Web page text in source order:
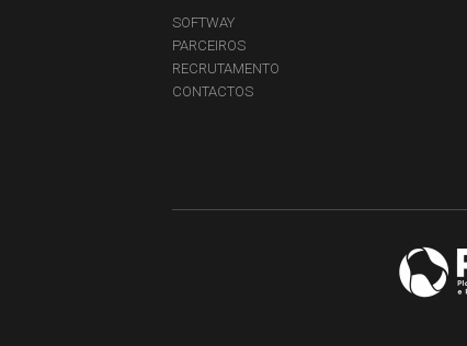
SOFTWAY
PARCEIROS
RECRUTAMENTO
CONTACTOS